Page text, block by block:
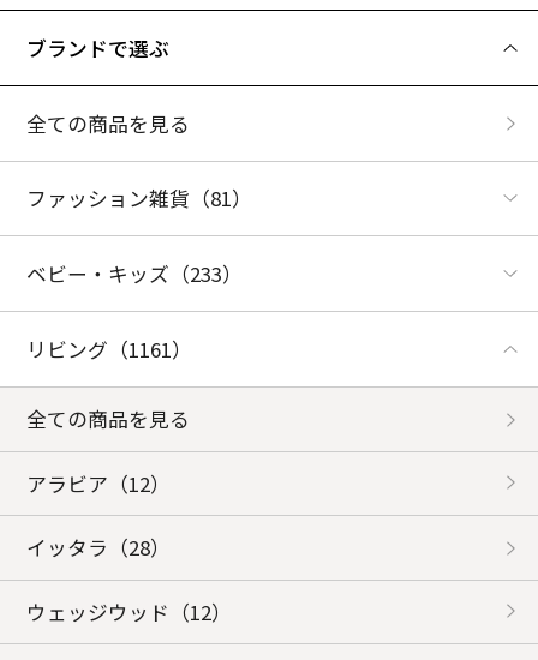
ブランドで選ぶ
全ての商品を見る
ファッション雑貨 （81）
ベビー・キッズ （233）
リビング （1161）
全ての商品を見る
アラビア （12）
イッタラ （28）
ウェッジウッド （12）